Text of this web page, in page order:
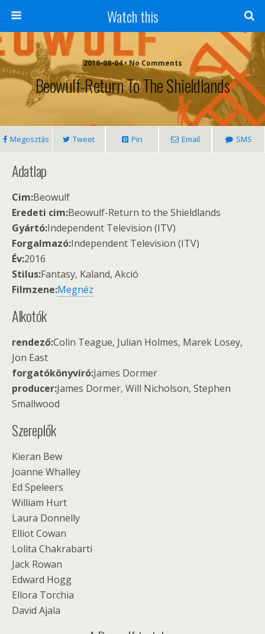
Watch this
2016-08-04 • No Comments
Beowulf-Return To The Shieldlands
Megosztás Tweet Pin Email SMS
Adatlap
Cim:Beowulf
Eredeti cim:Beowulf-Return to the Shieldlands
Gyártó:Independent Television (ITV)
Forgalmazó:Independent Television (ITV)
Év:2016
Stilus:Fantasy, Kaland, Akció
Filmzene:Megnéz
Alkotók
rendező:Colin Teague, Julian Holmes, Marek Losey,
Jon East
forgatókönyvíró:James Dormer
producer:James Dormer, Will Nicholson, Stephen
Smallwood
Szereplők
Kieran Bew
Joanne Whalley
Ed Speleers
William Hurt
Laura Donnelly
Elliot Cowan
Lolita Chakrabarti
Jack Rowan
Edward Hogg
Ellora Torchia
David Ajala